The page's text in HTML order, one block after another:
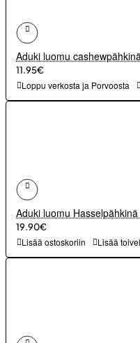
Aduki luomu
11.95€
Loppu verkosta ja Porvoosta
Aduki luomu
19.90€
Lisää ostoskoriin Lisää